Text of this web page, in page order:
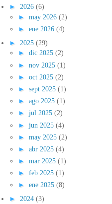
► 2026 (6)
► may 2026 (2)
► ene 2026 (4)
► 2025 (29)
► dic 2025 (2)
► nov 2025 (1)
► oct 2025 (2)
► sept 2025 (1)
► ago 2025 (1)
► jul 2025 (2)
► jun 2025 (4)
► may 2025 (2)
► abr 2025 (4)
► mar 2025 (1)
► feb 2025 (1)
► ene 2025 (8)
► 2024 (3)